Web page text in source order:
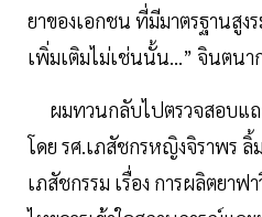
ยาของเอกชน ที่มีมาตรฐานสูง
เพิ่มเติมไม่เช่นนั้น…” จินตนา
ผมทวนกลับไปตรวจสอบแถ
โดย รศ.เภสัชกรหญิงจิราพร
เภสัชกรรม เรื่อง การผลิตยา